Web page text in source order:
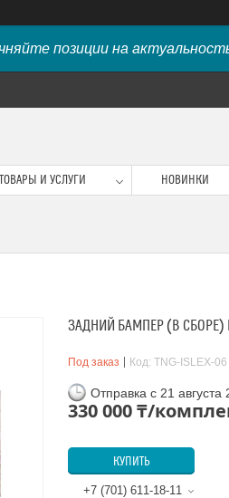
позиции на
ТОВАРЫ И УСЛУГИ НОВИНКИ
ЗАДНИЙ БАМПЕР (В СБОРЕ)
Под заказ Код: TNG-ISLEX-06
Отправка с 21 августа
330 000 ₸/
КУПИТЬ
+7 (701) 611-18-11